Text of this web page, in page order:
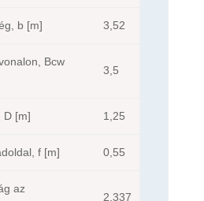
b [m] 3,52
Bcw
3,5
D [m] 1,25
f [m] 0,55
az
2,337